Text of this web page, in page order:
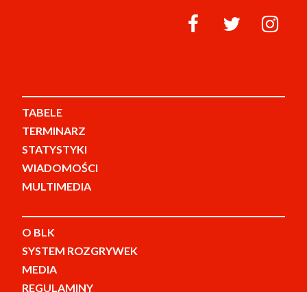
TABELE
TERMINARZ
STATYSTYKI
WIADOMOŚCI
MULTIMEDIA
O BLK
SYSTEM ROZGRYWEK
MEDIA
REGULAMINY